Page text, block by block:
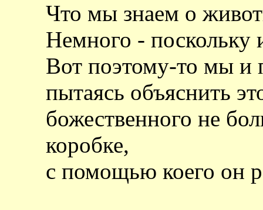
Что мы знаем о
Немного - поскольку
Вот поэтому-то мы и
пытаясь объяснить
божественного не
коробке,
с помощью коего он